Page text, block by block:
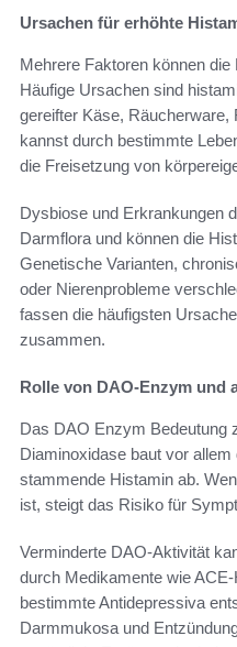
Ursachen für erhöhte
Mehrere Faktoren können
Häufige Ursachen sind
gereifter Käse, Räucherware,
kannst durch bestimmte
die Freisetzung von
Dysbiose und Erkrankungen
Darmflora und können die
Genetische Varianten,
oder Nierenprobleme
fassen die häufigsten
zusammen.
Rolle von DAO-Enzym und
Das DAO Enzym Bedeutung
Diaminoxidase baut vor
stammende Histamin ab.
ist, steigt das Risiko für
Verminderte DAO-Aktivität
durch Medikamente wie
bestimmte Antidepressiva
Darmmukosa und